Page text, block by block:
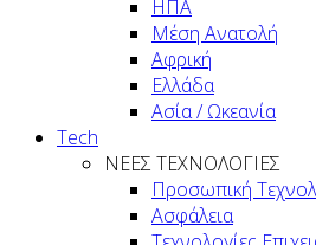
ΗΠΑ
Μέση Ανατολή
Αφρική
Ελλάδα
Ασία / Ωκεανία
Tech
ΝΕΕΣ ΤΕΧΝΟΛΟΓΙΕΣ
Προσωπική
Ασφάλεια